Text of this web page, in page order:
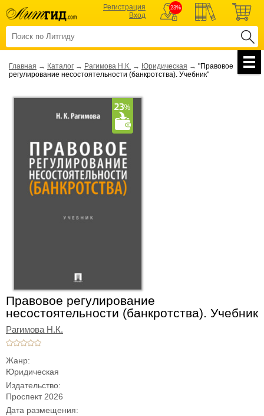
Регистрация
Вход
23%
Главная → Каталог → Рагимова Н.К. → Юридическая → "Правовое
регулирование несостоятельности (банкротства). Учебник"
Правовое регулирование
несостоятельности (банкротства). Учебник
Рагимова Н.К.
Жанр:
Юридическая
Издательство:
Проспект 2026
Дата размещения: